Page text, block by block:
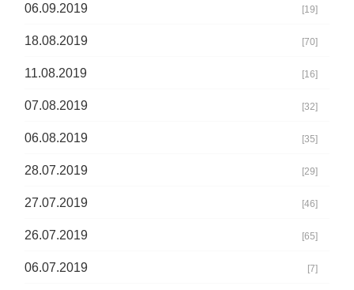
06.09.2019 [19]
18.08.2019 [70]
11.08.2019 [16]
07.08.2019 [32]
06.08.2019 [35]
28.07.2019 [29]
27.07.2019 [46]
26.07.2019 [65]
06.07.2019 [7]